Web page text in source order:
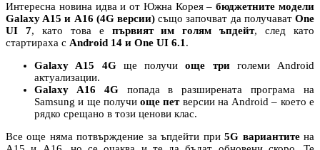
Интересна новина идва и от Южна Корея –бюджетните модели
Galaxy A15 и A16 (4G версии) също започват да получават One
UI 7, като това е първият им голям ъпдейт, след като
стартираха с Android 14 и One UI 6.1.
Galaxy A15 4Gще получиоще триголеми Android
актуализации.
Galaxy A16 4Gпопада в разширената програма на
Samsung и ще получиоще петверсии на Android – което е
рядко срещано в този ценови клас.
Все още няма потвърждение за ъпдейти при5G вариантитена